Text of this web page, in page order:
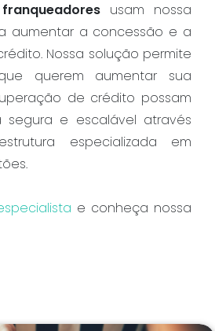
usam nossa
aumentar a concessão e a
Nossa solução permite
querem aumentar sua
de crédito possam
e escalável através
especializada em
e conheça nossa